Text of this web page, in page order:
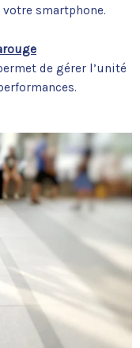
smartphone.
de gérer l’unité